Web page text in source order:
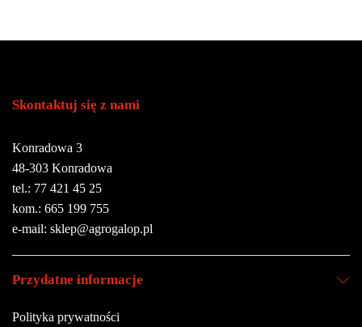
Skontaktuj się z nami
Konradowa 3
48-303 Konradowa
tel.: 77 421 45 25
kom.: 665 199 755
e-mail: sklep@agrogalop.pl
Przydatne informacje
Polityka prywatności